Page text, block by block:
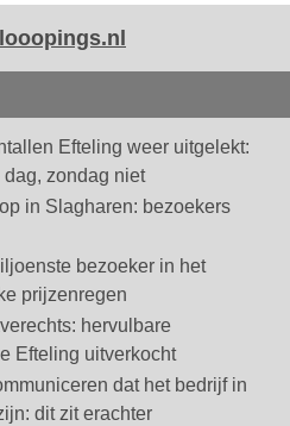
Efteling weer uitgelekt:
zondag niet
in Slagharen: bezoekers
bezoeker in het
prijzenregen
hervulbare
Efteling uitverkocht
dat het bedrijf in
dit zit erachter